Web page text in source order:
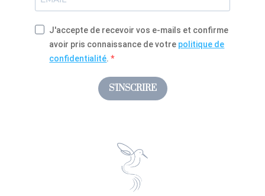
J'accepte de recevoir vos e-mails et confirme
avoir pris connaissance de votre politique de
confidentialité.
S'INSCRIRE